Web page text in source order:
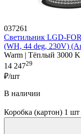
037261
Светильник LGD-
(WH, 44 deg, 230V)
Warm | Тёплый 3000 K
14 24729
₽/шт
В наличии
Коробка (картон) 1